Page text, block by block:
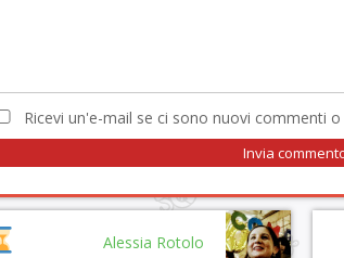
Ricevi un'e-mail se ci sono nuovi commenti o
Alessia Rotolo